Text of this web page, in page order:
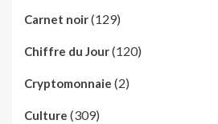
Carnet noir(129)
Chiffre du Jour(120)
Cryptomonnaie (2)
Culture (309)